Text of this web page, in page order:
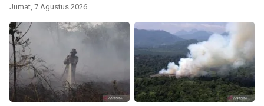
Jumat, 7 Agustus 2026